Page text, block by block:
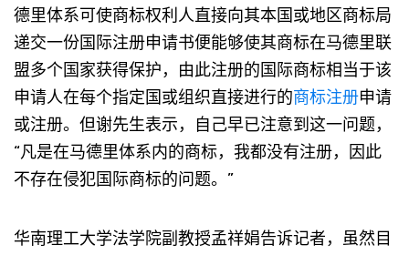
德里体系可使商标权利人直接向其本国或地区商标局
递交一份国际注册申请书便能够使其商标在马德里联
盟多个国家获得保护，由此注册的国际商标相当于该
申请人在每个指定国或组织直接进行的商标注册申请
或注册。但谢先生表示，自己早已注意到这一问题，
“凡是在马德里体系内的商标，我都没有注册，因此
不存在侵犯国际商标的问题。”
华南理工大学法学院副教授孟祥娟告诉记者，虽然目